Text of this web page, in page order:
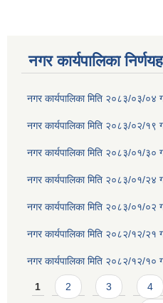
नगर कार्यपालिका
नगर कार्यपालिका मिति २०८३/०३/०४
नगर कार्यपालिका मिति २०८३/०२/१९
नगर कार्यपालिका मिति २०८३/०१/३०
नगर कार्यपालिका मिति २०८३/०१/२४
नगर कार्यपालिका मिति २०८३/०१/०२
नगर कार्यपालिका मिति २०८२/१२/२१
नगर कार्यपालिका मिति २०८२/१२/१०
Pages
1 2 3 4